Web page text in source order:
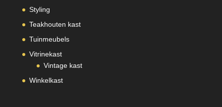
Styling
Teakhouten kast
Tuinmeubels
Vitrinekast
Vintage kast
Winkelkast